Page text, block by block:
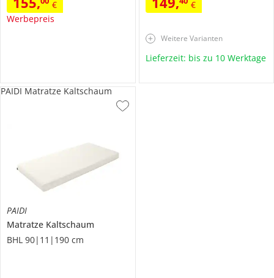
€
Werbepreis
€
Weitere Varianten
Lieferzeit: bis zu 10 Werktage
PAIDI
Matratze Kaltschaum
BHL 90|11|190 cm
PAIDI Matratze Kaltschaum